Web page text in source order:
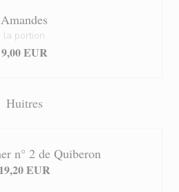
Amandes
la portion
9,00 EUR
Huitres
n° 2 de Quiberon
19,20 EUR